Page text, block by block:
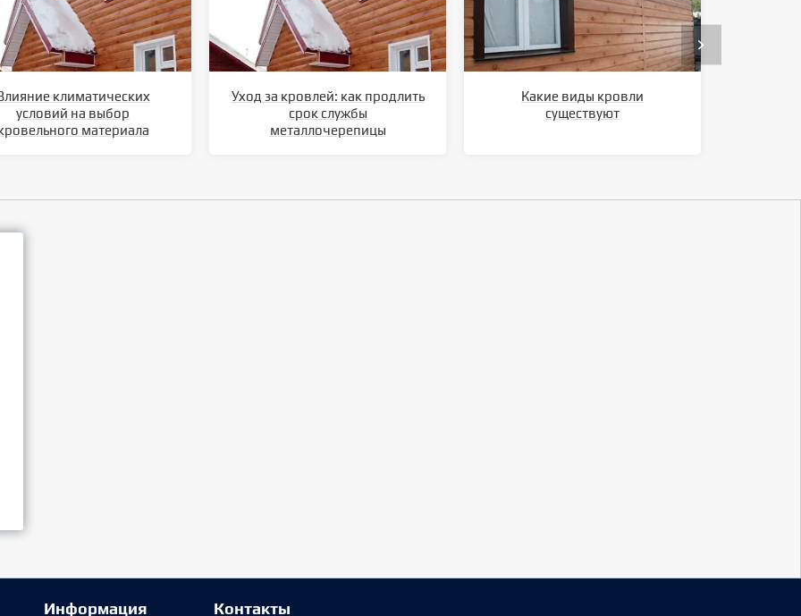
климатических
условий на выбор
материала
Уход за кровлей: как продлить
срок службы
металлочерепицы
Какие виды кровли
существуют
Информация Контакты